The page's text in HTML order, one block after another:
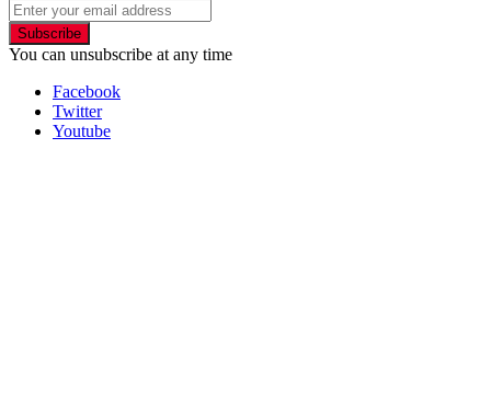
Subscribe
You can unsubscribe at any time
Facebook
Twitter
Youtube